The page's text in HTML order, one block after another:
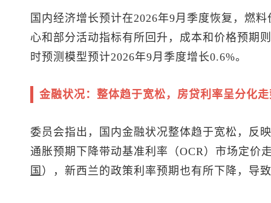
国内经济增长预计在2026年9月季度恢复，燃
心和部分活动指标有所回升，成本和价格预期
时预测模型预计2026年9月季度增长0.6%。
金融状况：整体趋于宽松，房贷利率呈分化
委员会指出，国内金融状况整体趋于宽松，反
通胀预期下降带动基准利率（OCR）市场定价
国 ），新西兰的政策利率预期也有所下降，导